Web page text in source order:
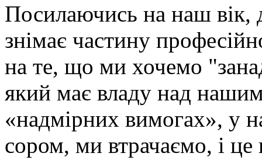
Посилаючись на наш вік,
знімає частину
на те, що ми хочемо
який має владу над
«надмірних вимогах», у
сором, ми втрачаємо, і